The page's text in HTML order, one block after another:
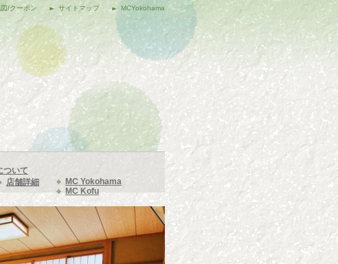
/クーポン サイトマップ MCYokohama
ついて
店舗詳細
MC Yokohama
MC Kofu